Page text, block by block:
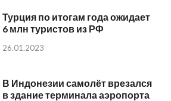
Турция по итогам года ожидает
6 млн туристов из РФ
26.01.2023
В Индонезии самолёт врезался
в здание терминала аэропорта